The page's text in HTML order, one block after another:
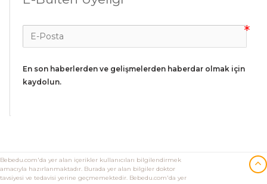
En son haberlerden ve gelişmelerden haberdar olmak için
kaydolun.
Bebedu.com'da yer alan içerikler kullanıcıları bilgilendirmek
amacıyla hazırlanmaktadır. Burada yer alan bilgiler doktor
tavsiyesi ve tedavisi yerine geçmemektedir. Bebedu.com'da yer